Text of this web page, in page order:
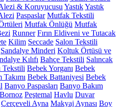
& Koruyucusu YastıkYastık
Paspaslar Mutfak Tekstili
Mutfak Önlüğü Mutfak
Runner Fırın Eldiveni ve Tutacak
Kilim Seccade Salon Tekstili
Sandalye Minderi Koltuk Örtüsü ve
Kılıfı Bahçe Tekstili Salıncak
Tekstili Bebek Yorganı Bebek
Bebek Battaniyesi Bebek
Banyo Paspasları Banyo Bakım
Bornoz Peştemal Havlu Duvar
Çerçeveli Ayna Makyaj Aynası Boy